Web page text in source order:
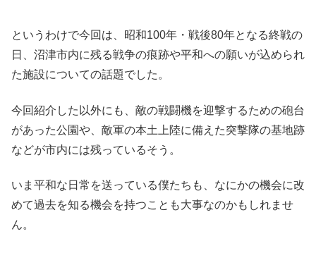
というわけで今回は、昭和100年・戦後80年となる終戦の
日、沼津市内に残る戦争の痕跡や平和への願いが込められ
た施設についての話題でした。
今回紹介した以外にも、敵の戦闘機を迎撃するための砲台
があった公園や、敵軍の本土上陸に備えた突撃隊の基地跡
などが市内には残っているそう。
いま平和な日常を送っている僕たちも、なにかの機会に改
めて過去を知る機会を持つことも大事なのかもしれませ
ん。